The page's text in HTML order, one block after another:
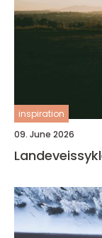
inspiration
09. June 2026